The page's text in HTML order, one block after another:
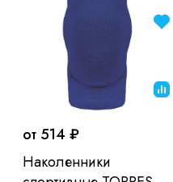
от 514 ₽
Наколенники